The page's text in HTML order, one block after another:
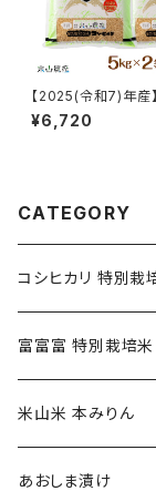
【2025(令和7)年産
米】【玄米10kg（
栽培米 自然型乾燥コ
¥6,720
CATEGORY
コシヒカリ 特別栽
精米(白米) コシヒ
玄米 コシヒカリ特
富富富 特別栽培米
米山米 本みりん
あおしま漬け